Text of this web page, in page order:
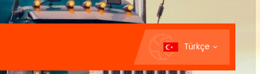
Türkçe